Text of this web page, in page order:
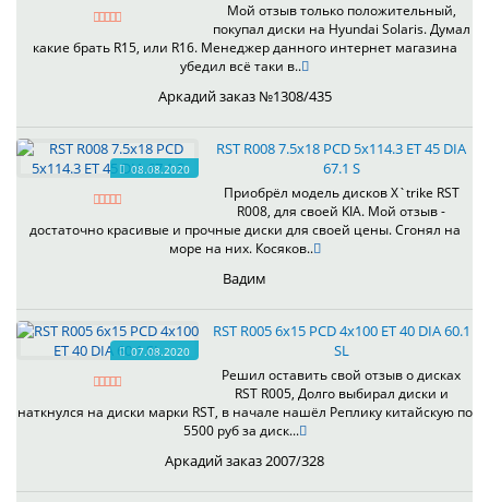
Мой отзыв только положительный,
покупал диски на Hyundai Solaris. Думал
какие брать R15, или R16. Менеджер данного интернет магазина
убедил всё таки в..
Аркадий заказ №1308/435
08.08.2020
RST R008 7.5x18 PCD 5x114.3 ET 45 DIA
67.1 S
Приобрёл модель дисков X`trike RST
R008, для своей KIA. Мой отзыв -
достаточно красивые и прочные диски для своей цены. Сгонял на
море на них. Косяков..
Вадим
07.08.2020
RST R005 6x15 PCD 4x100 ET 40 DIA 60.1
SL
Решил оставить свой отзыв о дисках
RST R005, Долго выбирал диски и
наткнулся на диски марки RST, в начале нашёл Реплику китайскую по
5500 руб за диск...
Аркадий заказ 2007/328